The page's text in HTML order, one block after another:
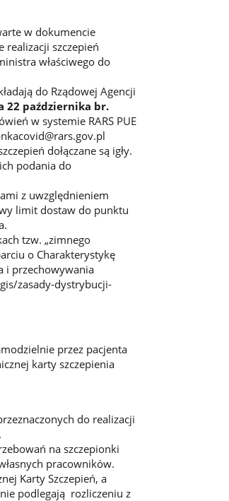
w dokumencie
realizacji szczepień
właściwego do
do Rządowej Agencji
22 października br.
w systemie RARS PUE
dołączane są igły.
podania do
z uwzględnieniem
limit dostaw do punktu
tzw. „zimnego
o Charakterystykę
i przechowywania
zasady-dystrybucji-
przez pacjenta
karty szczepienia
do realizacji
na szczepionki
pracowników.
Karty Szczepień, a
podlegają rozliczeniu z